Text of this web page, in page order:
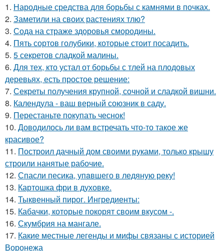
1. Народные средства для борьбы с камнями в почках.
2. Заметили на своих растениях тлю?
3. Сода на страже здоровья смородины.
4. Пять сортов голубики, которые стоит посадить.
5. 5 секретов сладкой малины.
6. Для тех, кто устал от борьбы с тлей на плодовых
деревьях, есть простое решение:
7. Секреты получения крупной, сочной и сладкой вишни.
8. Календула - ваш верный союзник в саду.
9. Перестаньте покупать чеснок!
10. Доводилось ли вам встречать что-то такое же
красивое?
11. Построил дачный дом своими руками, только крышу
строили нанятые рабочие.
12. Спасли песика, упaвшего в ледяную рeку!
13. Картошка фри в духовке.
14. Тыквенный пирог. Ингредиенты:
15. Кабачки, которые покорят своим вкусом -.
16. Скумбрия на мангале.
17. Какие местные легенды и мифы связаны с историей
Воронежа